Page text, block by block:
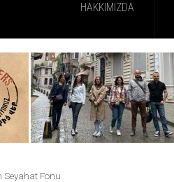
HAKKIMIZDA
Seyahat Fonu